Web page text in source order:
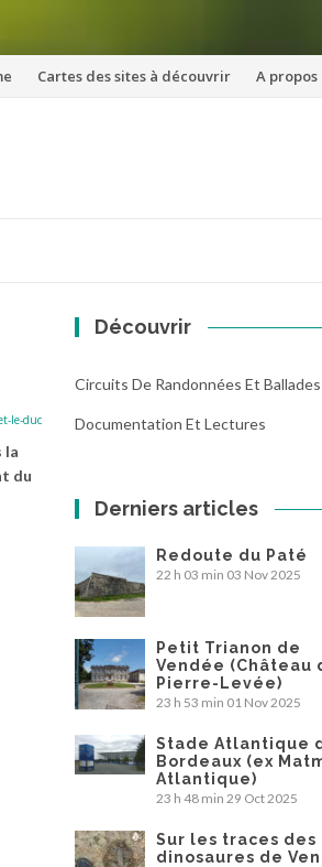
Cartes des sites à découvrir A propos
le-duc
la
du
Découvrir
Circuits De Randonnées Et Ballades
Documentation Et Lectures
Derniers articles
Redoute du Paté
22 h 03 min 03 Nov 2025
Petit Trianon de
Vendée (Château
Pierre-Levée)
23 h 53 min 01 Nov 2025
Stade Atlantique
Bordeaux (ex
Atlantique)
23 h 48 min 29 Oct 2025
Sur les traces des
dinosaures de